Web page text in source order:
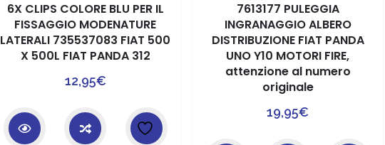
6X CLIPS COLORE BLU PER IL
FISSAGGIO MODENATURE
LATERALI 735537083 FIAT 500
X 500L FIAT PANDA 312
12,95€
7613177 PULEGGIA
INGRANAGGIO ALBERO
DISTRIBUZIONE FIAT PANDA
UNO Y10 MOTORI FIRE,
attenzione al numero
originale
19,95€